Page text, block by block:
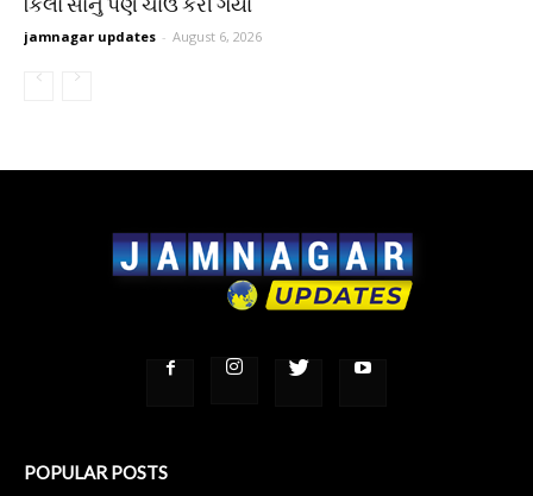
jamnagar updates - August 6, 2026
POPULAR POSTS